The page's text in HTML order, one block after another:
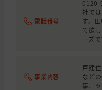
習志野市
東京都
品川区
千葉県
船橋市
電話番号
0120-
社で
す。
て欲
ーズ
事業内容
戸建
など
事、